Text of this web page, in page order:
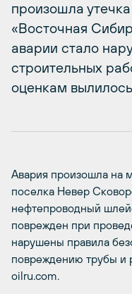
произошла
«Восточная
аварии стало
строительных
оценкам
Авария произошла на
поселка Невер
нефтепроводный
поврежден при
нарушены правила
повреждению трубы и
oilru.com.